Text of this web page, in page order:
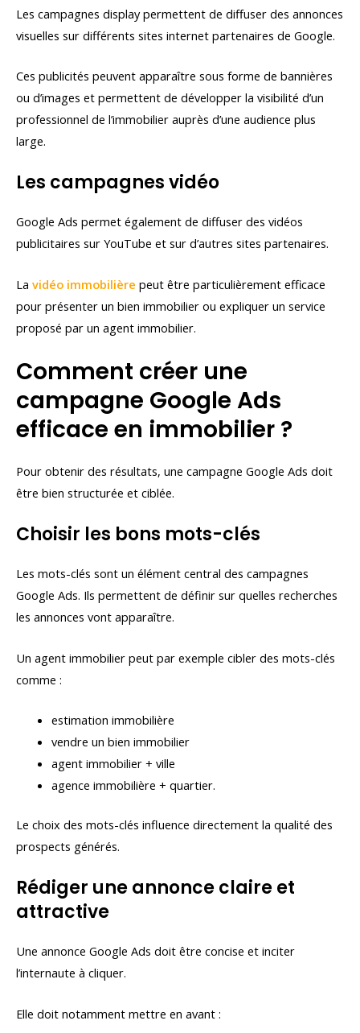
Les campagnes display permettent de diffuser des annonces
visuelles sur différents sites internet partenaires de Google.
Ces publicités peuvent apparaître sous forme de bannières
ou d’images et permettent de développer la visibilité d’un
professionnel de l’immobilier auprès d’une audience plus
large.
Les campagnes vidéo
Google Ads permet également de diffuser des vidéos
publicitaires sur YouTube et sur d’autres sites partenaires.
La vidéo immobilière peut être particulièrement efficace
pour présenter un bien immobilier ou expliquer un service
proposé par un agent immobilier.
Comment créer une
campagne Google Ads
efficace en immobilier ?
Pour obtenir des résultats, une campagne Google Ads doit
être bien structurée et ciblée.
Choisir les bons mots-clés
Les mots-clés sont un élément central des campagnes
Google Ads. Ils permettent de définir sur quelles recherches
les annonces vont apparaître.
Un agent immobilier peut par exemple cibler des mots-clés
comme :
estimation immobilière
vendre un bien immobilier
agent immobilier + ville
agence immobilière + quartier.
Le choix des mots-clés influence directement la qualité des
prospects générés.
Rédiger une annonce claire et
attractive
Une annonce Google Ads doit être concise et inciter
l’internaute à cliquer.
Elle doit notamment mettre en avant :